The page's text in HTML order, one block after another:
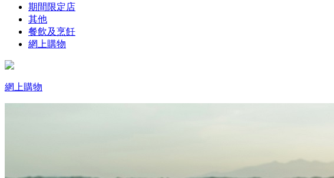
期間限定店
其他
餐飲及烹飪
網上購物
網上購物